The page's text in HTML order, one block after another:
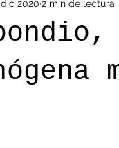
dic 2020 2 min de lectura